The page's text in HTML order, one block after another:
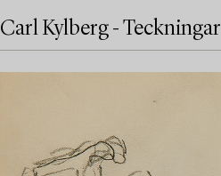
Carl Kylberg - Teckningar